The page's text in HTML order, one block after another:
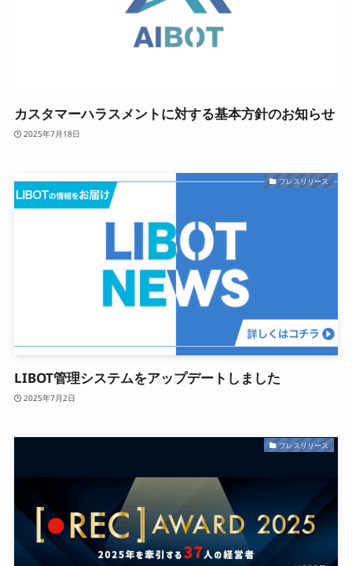
カスタマーハラスメントに対する基本方針のお知らせ
2025年7月18日
プレスリリース
LIBOT管理システムをアップデートしました
2025年7月2日
プレスリリース